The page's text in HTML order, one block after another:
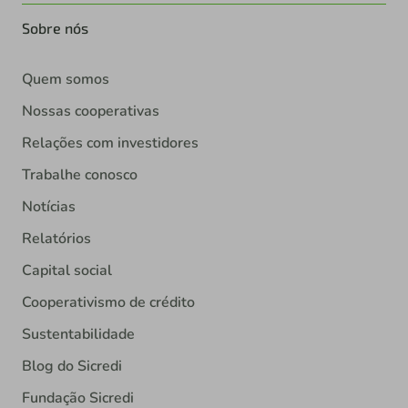
Sobre nós
Quem somos
Nossas cooperativas
Relações com investidores
Trabalhe conosco
Notícias
Relatórios
Capital social
Cooperativismo de crédito
Sustentabilidade
Blog do Sicredi
Fundação Sicredi